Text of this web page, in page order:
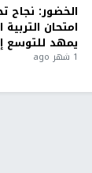
الخضور: نجاح
امتحان التربية
يمهد للتوسع
1 شهر ago